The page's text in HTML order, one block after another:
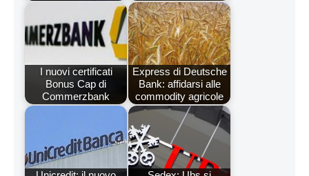
I nuovi certificati
Bonus Cap di
Commerzbank
Express di Deutsche
Bank: affidarsi alle
commodity agricole